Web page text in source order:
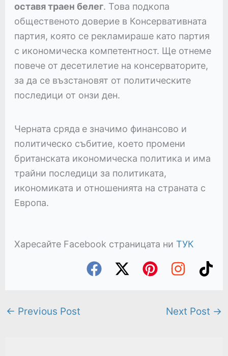
оставя траен белег. Това подкопа
общественото доверие в Консервативната
партия, която се рекламираше като партия
с икономическа компетентност. Ще отнеме
повече от десетилетие на консерваторите,
за да се възстановят от политическите
последици от онзи ден.
Черната сряда е значимо финансово и
политическо събитие, което промени
британската икономическа политика и има
трайни последици за политиката,
икономиката и отношенията на страната с
Европа.
Харесайте Facebook страницата ни ТУК
← Previous Post Next Post →